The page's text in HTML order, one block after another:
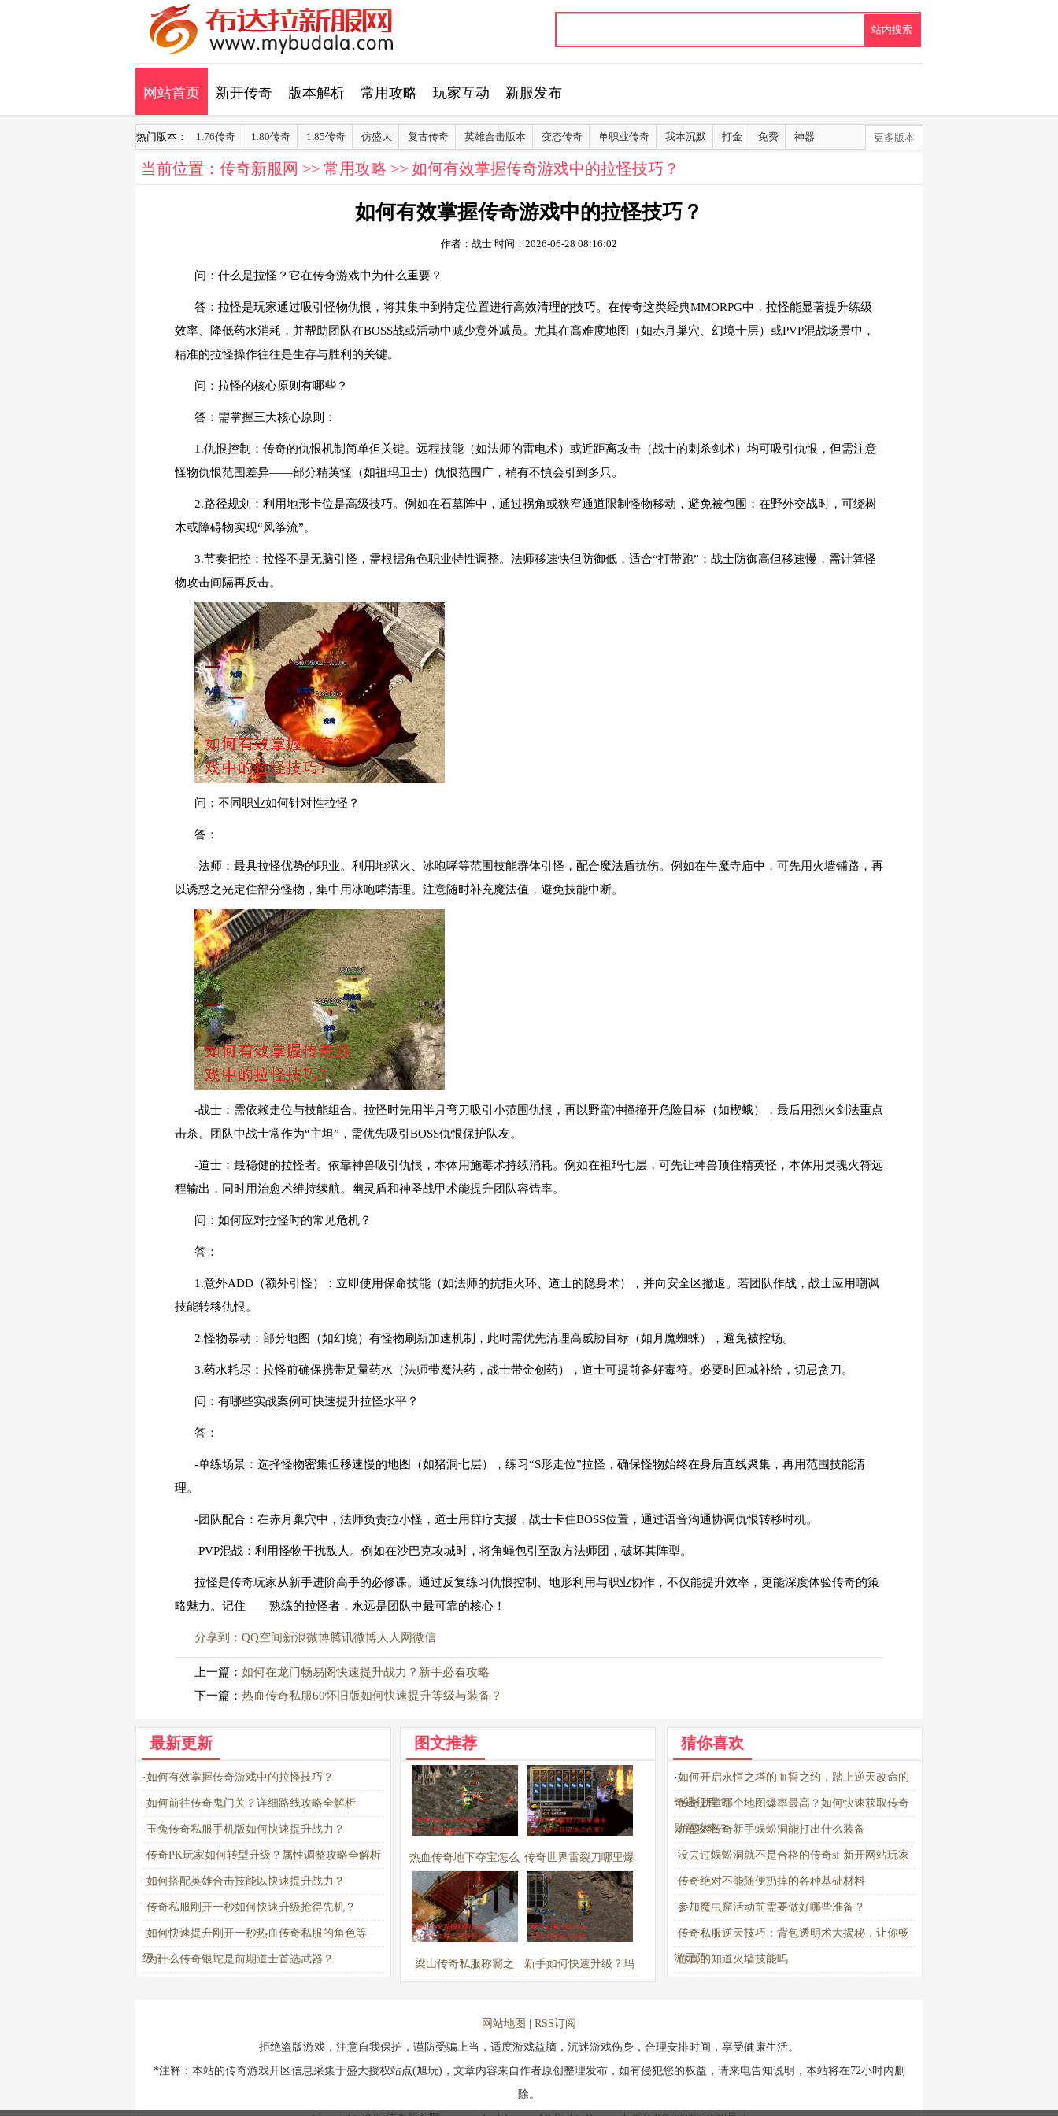
网站首页 新开传奇 版本解析 常用攻略 玩家互动 新服发布
热门版本： 1.76传奇 1.80传奇 1.85传奇 仿盛大 复古传奇 英雄合击版本 变态传奇 单职业传奇 我本沉默 打金 免费 神器 更多版本
当前位置： 传奇新服网 >> 常用攻略 >> 如何有效掌握传奇游戏中的拉怪技巧？
如何有效掌握传奇游戏中的拉怪技巧？
作者：战士 时间：2026-06-28 08:16:02
问：什么是拉怪？它在传奇游戏中为什么重要？
答：拉怪是玩家通过吸引怪物仇恨，将其集中到特定位置进行高效清理的技巧。在传奇这类经典MMORPG中，拉怪能显著提升练级
效率、降低药水消耗，并帮助团队在BOSS战或活动中减少意外减员。尤其在高难度地图（如赤月巢穴、幻境十层）或PVP混战场景中，
精准的拉怪操作往往是生存与胜利的关键。
问：拉怪的核心原则有哪些？
答：需掌握三大核心原则：
1.仇恨控制：传奇的仇恨机制简单但关键。远程技能（如法师的雷电术）或近距离攻击（战士的刺杀剑术）均可吸引仇恨，但需注意
怪物仇恨范围差异——部分精英怪（如祖玛卫士）仇恨范围广，稍有不慎会引到多只。
2.路径规划：利用地形卡位是高级技巧。例如在石墓阵中，通过拐角或狭窄通道限制怪物移动，避免被包围；在野外交战时，可绕树
木或障碍物实现“风筝流”。
3.节奏把控：拉怪不是无脑引怪，需根据角色职业特性调整。法师移速快但防御低，适合“打带跑”；战士防御高但移速慢，需计算怪
物攻击间隔再反击。
问：不同职业如何针对性拉怪？
答：
-法师：最具拉怪优势的职业。利用地狱火、冰咆哮等范围技能群体引怪，配合魔法盾抗伤。例如在牛魔寺庙中，可先用火墙铺路，再
以诱惑之光定住部分怪物，集中用冰咆哮清理。注意随时补充魔法值，避免技能中断。
-战士：需依赖走位与技能组合。拉怪时先用半月弯刀吸引小范围仇恨，再以野蛮冲撞撞开危险目标（如楔蛾），最后用烈火剑法重点
击杀。团队中战士常作为“主坦”，需优先吸引BOSS仇恨保护队友。
-道士：最稳健的拉怪者。依靠神兽吸引仇恨，本体用施毒术持续消耗。例如在祖玛七层，可先让神兽顶住精英怪，本体用灵魂火符远
程输出，同时用治愈术维持续航。幽灵盾和神圣战甲术能提升团队容错率。
问：如何应对拉怪时的常见危机？
答：
1.意外ADD（额外引怪）：立即使用保命技能（如法师的抗拒火环、道士的隐身术），并向安全区撤退。若团队作战，战士应用嘲讽
技能转移仇恨。
2.怪物暴动：部分地图（如幻境）有怪物刷新加速机制，此时需优先清理高威胁目标（如月魔蜘蛛），避免被控场。
3.药水耗尽：拉怪前确保携带足量药水（法师带魔法药，战士带金创药），道士可提前备好毒符。必要时回城补给，切忌贪刀。
问：有哪些实战案例可快速提升拉怪水平？
答：
-单练场景：选择怪物密集但移速慢的地图（如猪洞七层），练习“S形走位”拉怪，确保怪物始终在身后直线聚集，再用范围技能清
理。
-团队配合：在赤月巢穴中，法师负责拉小怪，道士用群疗支援，战士卡住BOSS位置，通过语音沟通协调仇恨转移时机。
-PVP混战：利用怪物干扰敌人。例如在沙巴克攻城时，将角蝇包引至敌方法师团，破坏其阵型。
拉怪是传奇玩家从新手进阶高手的必修课。通过反复练习仇恨控制、地形利用与职业协作，不仅能提升效率，更能深度体验传奇的策
略魅力。记住——熟练的拉怪者，永远是团队中最可靠的核心！
分享到： QQ空间新浪微博腾讯微博人人网微信
上一篇： 如何在龙门畅易阁快速提升战力？新手必看攻略
下一篇： 热血传奇私服60怀旧版如何快速提升等级与装备？
最新更新
·如何有效掌握传奇游戏中的拉怪技巧？
·如何前往传奇鬼门关？详细路线攻略全解析
· 玉兔传奇私服手机版如何快速提升战力？
·传奇PK玩家如何转型升级？属性调整攻略全解析
·如何搭配英雄合击技能以快速提升战力？
·传奇私服刚开一秒如何快速升级抢得先机？
·如何快速提升刚开一秒热血传奇私服的角色等
级？
·为什么传奇银蛇是前期道士首选武器？
图文推荐
热血传奇地下夺宝怎么
进入？详细步骤攻略解
析
传奇世界雷裂刀哪里爆
率高？最佳获取地点在
哪？
梁山传奇私服称霸之 新手如何快速升级？玛
猜你喜欢
·如何开启永恒之塔的血誓之约，踏上逆天改命的
奇遇征程？
·传奇勋章哪个地图爆率最高？如何快速获取传奇
勋章攻略？
·仿盛大传奇新手蜈蚣洞能打出什么装备
·没去过蜈蚣洞就不是合格的传奇sf 新开网站玩家
·传奇绝对不能随便扔掉的各种基础材料
·参加魔虫窟活动前需要做好哪些准备？
·传奇私服逆天技巧：背包透明术大揭秘，让你畅
游无阻
·你真的知道火墙技能吗
网站地图
RSS订阅
拒绝盗版游戏，注意自我保护，谨防受骗上当，适度游戏益脑，沉迷游戏伤身，合理安排时间，享受健康生活。
*注释：本站的传奇游戏开区信息采集于盛大授权站点(旭玩)，文章内容来自作者原创整理发布，如有侵犯您的权益，请来电告知说明，本站将在72小时内删
除。